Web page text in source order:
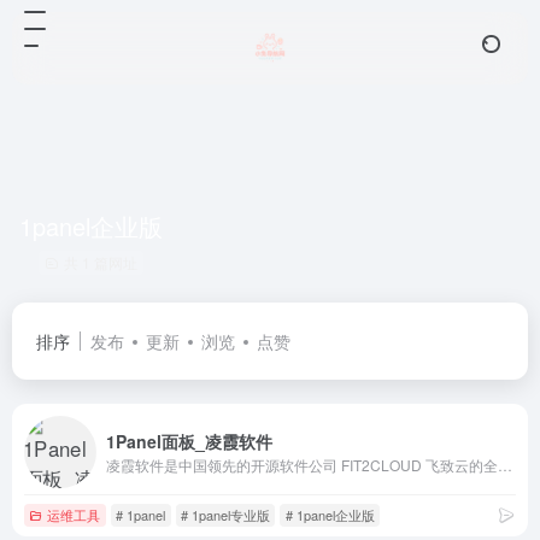
排序 发布 更新 浏览 点赞
1Panel面板_凌霞软件
运维工具 # 1panel # 1panel专业版 # 1panel企业版